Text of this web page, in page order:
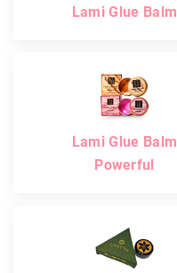
Lami Glue Balm
Lami Glue Balm
Powerful